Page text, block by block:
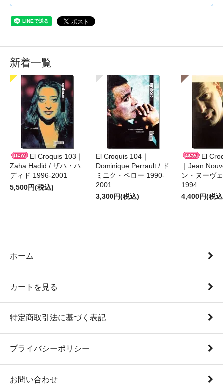
新着一覧
El Croquis 103｜
Zaha Hadid / ザハ・ハ
ディド 1996-2001
5,500円(税込)
El Croquis 104｜
Dominique Perrault / ド
ミニク・ペロー 1990-
2001
3,300円(税込)
El
｜Jean
ン・ヌーヴ
1994
4,400円(税
ホーム
カートを見る
特定商取引法に基づく表記
プライバシーポリシー
お問い合わせ